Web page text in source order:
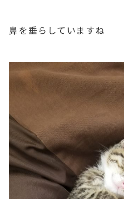
鼻を垂らしていますね